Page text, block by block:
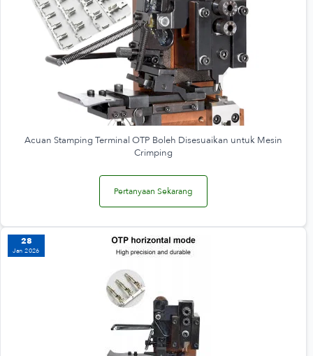
Acuan Stamping Terminal OTP Boleh Disesuaikan untuk Mesin
Crimping
Pertanyaan Sekarang
28
Jan 2026